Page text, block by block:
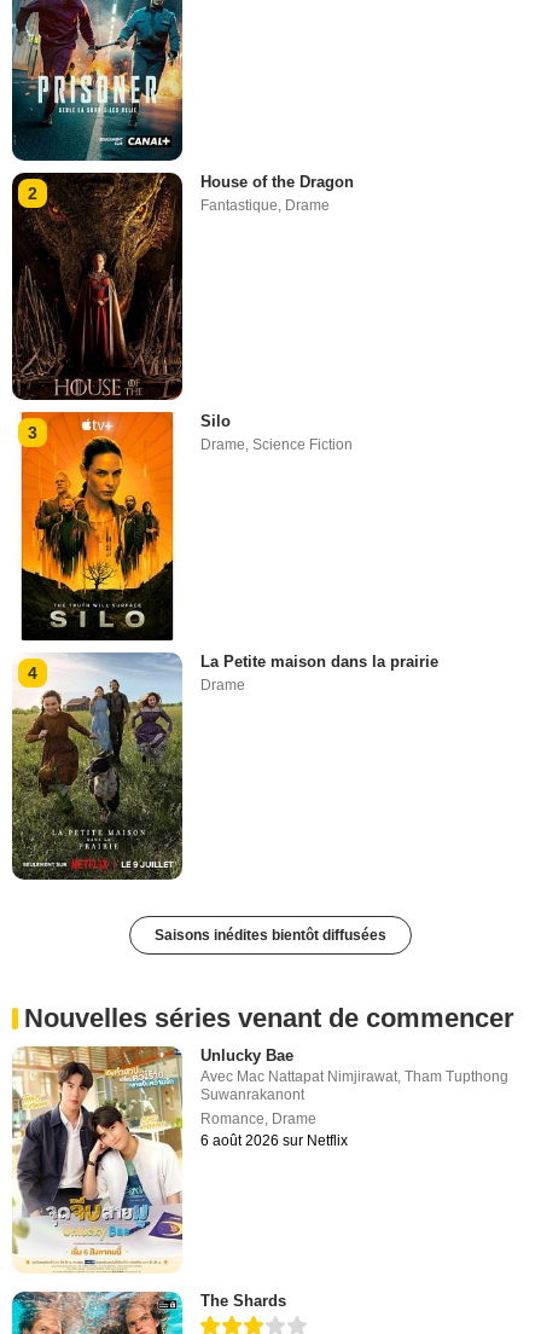
2
House of the Dragon
Fantastique, Drame
3
Silo
Drame,Science Fiction
4
La Petite maison dans la prairie
Drame
Saisons inédites bientôt diffusées
Nouvelles séries venant de commencer
Unlucky Bae
Avec Mac Nattapat Nimjirawat,Tham Tupthong
Suwanrakanont
Romance, Drame
6 août 2026 sur Netflix
The Shards